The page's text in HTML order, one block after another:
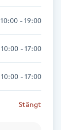
10:00 - 19:00
10:00 - 17:00
10:00 - 17:00
Stängt